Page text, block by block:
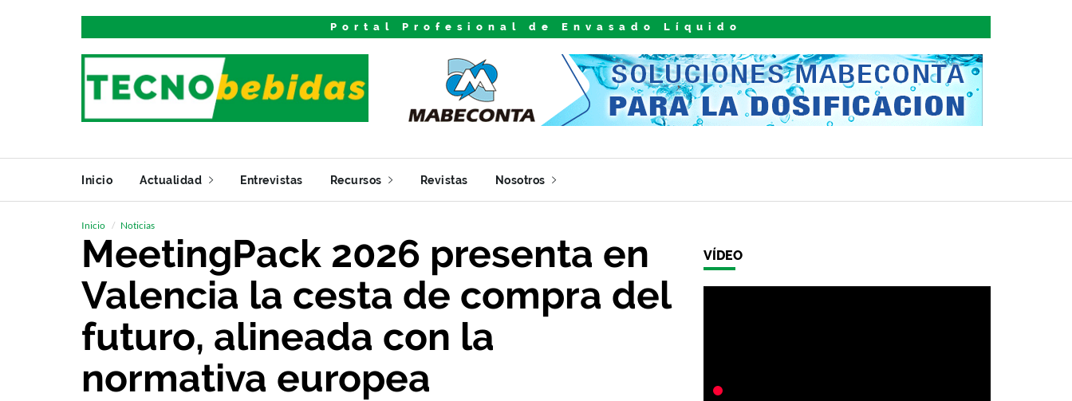
Portal Profesional de Envasado Líquido
Inicio Actualidad Entrevistas Recursos Revistas Nosotros
Inicio Noticias
MeetingPack 2026 presenta en
Valencia la cesta de compra del
futuro, alineada con la
normativa europea
VÍDEO